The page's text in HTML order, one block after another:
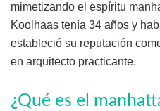
mimetizando el espíritu
Koolhaas tenía 34 años y
estableció su reputación
en arquitecto practicante.
¿Qué es el